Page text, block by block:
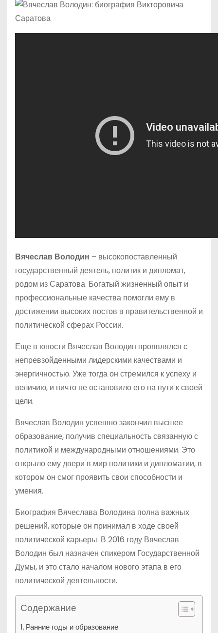
Вячеслав Володин – высокопоставленный
государственный деятель, политик и дипломат,
родом из Саратова. Богатый жизненный опыт и
профессиональные качества помогли ему в
достижении высоких постов в правительственной и
политической сферах России.
Еще в юности Вячеслав Володин проявлялся с
непревзойденными лидерскими качествами и
энергичностью. Уже тогда он стремился к успеху и
величию, и ничто не остановило его на пути к своей
цели.
Вячеслав Володин успешно закончил высшее
образование, получив специальность связанную с
политикой и международными отношениями. Это
открыло ему двери в мир политики и дипломатии, в
котором он смог проявить свои способности и
умения.
Биография Вячеслава Володина полна важных
решений, которые он принимал в ходе своей
политической карьеры. В 2016 году Вячеслав
Володин был назначен спикером Государственной
Думы, и это стало началом нового этапа в его
политической деятельности.
Содержание
Ранние годы и образование